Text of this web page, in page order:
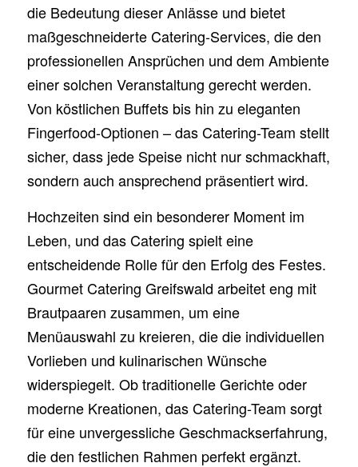
die Bedeutung dieser Anlässe und bietet
maßgeschneiderte Catering-Services, die den
professionellen Ansprüchen und dem Ambiente
einer solchen Veranstaltung gerecht werden.
Von köstlichen Buffets bis hin zu eleganten
Fingerfood-Optionen – das Catering-Team stellt
sicher, dass jede Speise nicht nur schmackhaft,
sondern auch ansprechend präsentiert wird.
Hochzeiten sind ein besonderer Moment im
Leben, und das Catering spielt eine
entscheidende Rolle für den Erfolg des Festes.
Gourmet Catering Greifswald arbeitet eng mit
Brautpaaren zusammen, um eine
Menüauswahl zu kreieren, die die individuellen
Vorlieben und kulinarischen Wünsche
widerspiegelt. Ob traditionelle Gerichte oder
moderne Kreationen, das Catering-Team sorgt
für eine unvergessliche Geschmackserfahrung,
die den festlichen Rahmen perfekt ergänzt.